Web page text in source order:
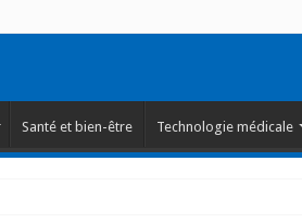
Santé et bien-être Technologie médicale